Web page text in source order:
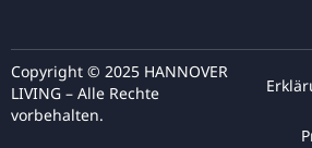
Copyright © 2025 HANNOVER
LIVING – Alle Rechte
vorbehalten.